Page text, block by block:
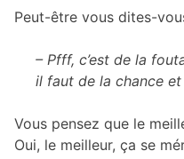
Peut-être vous dites-
– Pfff, c’est de la
il faut de la chance
Vous pensez que le
Oui, le meilleur, ça se